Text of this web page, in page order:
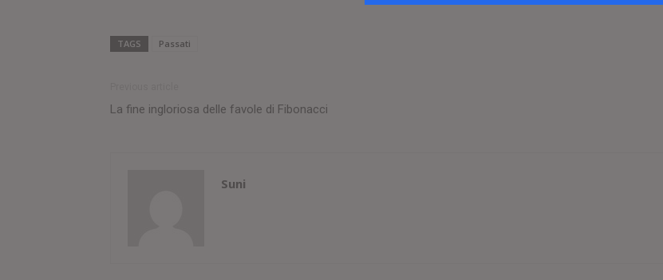
TAGS Passati
La fine ingloriosa delle favole di Fibonacci
Suni